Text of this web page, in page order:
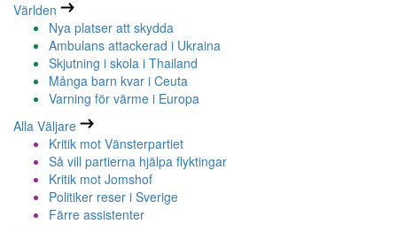
Världen
Nya platser att skydda
Ambulans attackerad i Ukraina
Skjutning i skola i Thailand
Många barn kvar i Ceuta
Varning för värme i Europa
Alla Väljare
Kritik mot Vänsterpartiet
Så vill partierna hjälpa flyktingar
Kritik mot Jomshof
Politiker reser i Sverige
Färre assistenter